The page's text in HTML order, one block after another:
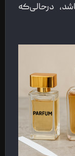
درحالی‌که